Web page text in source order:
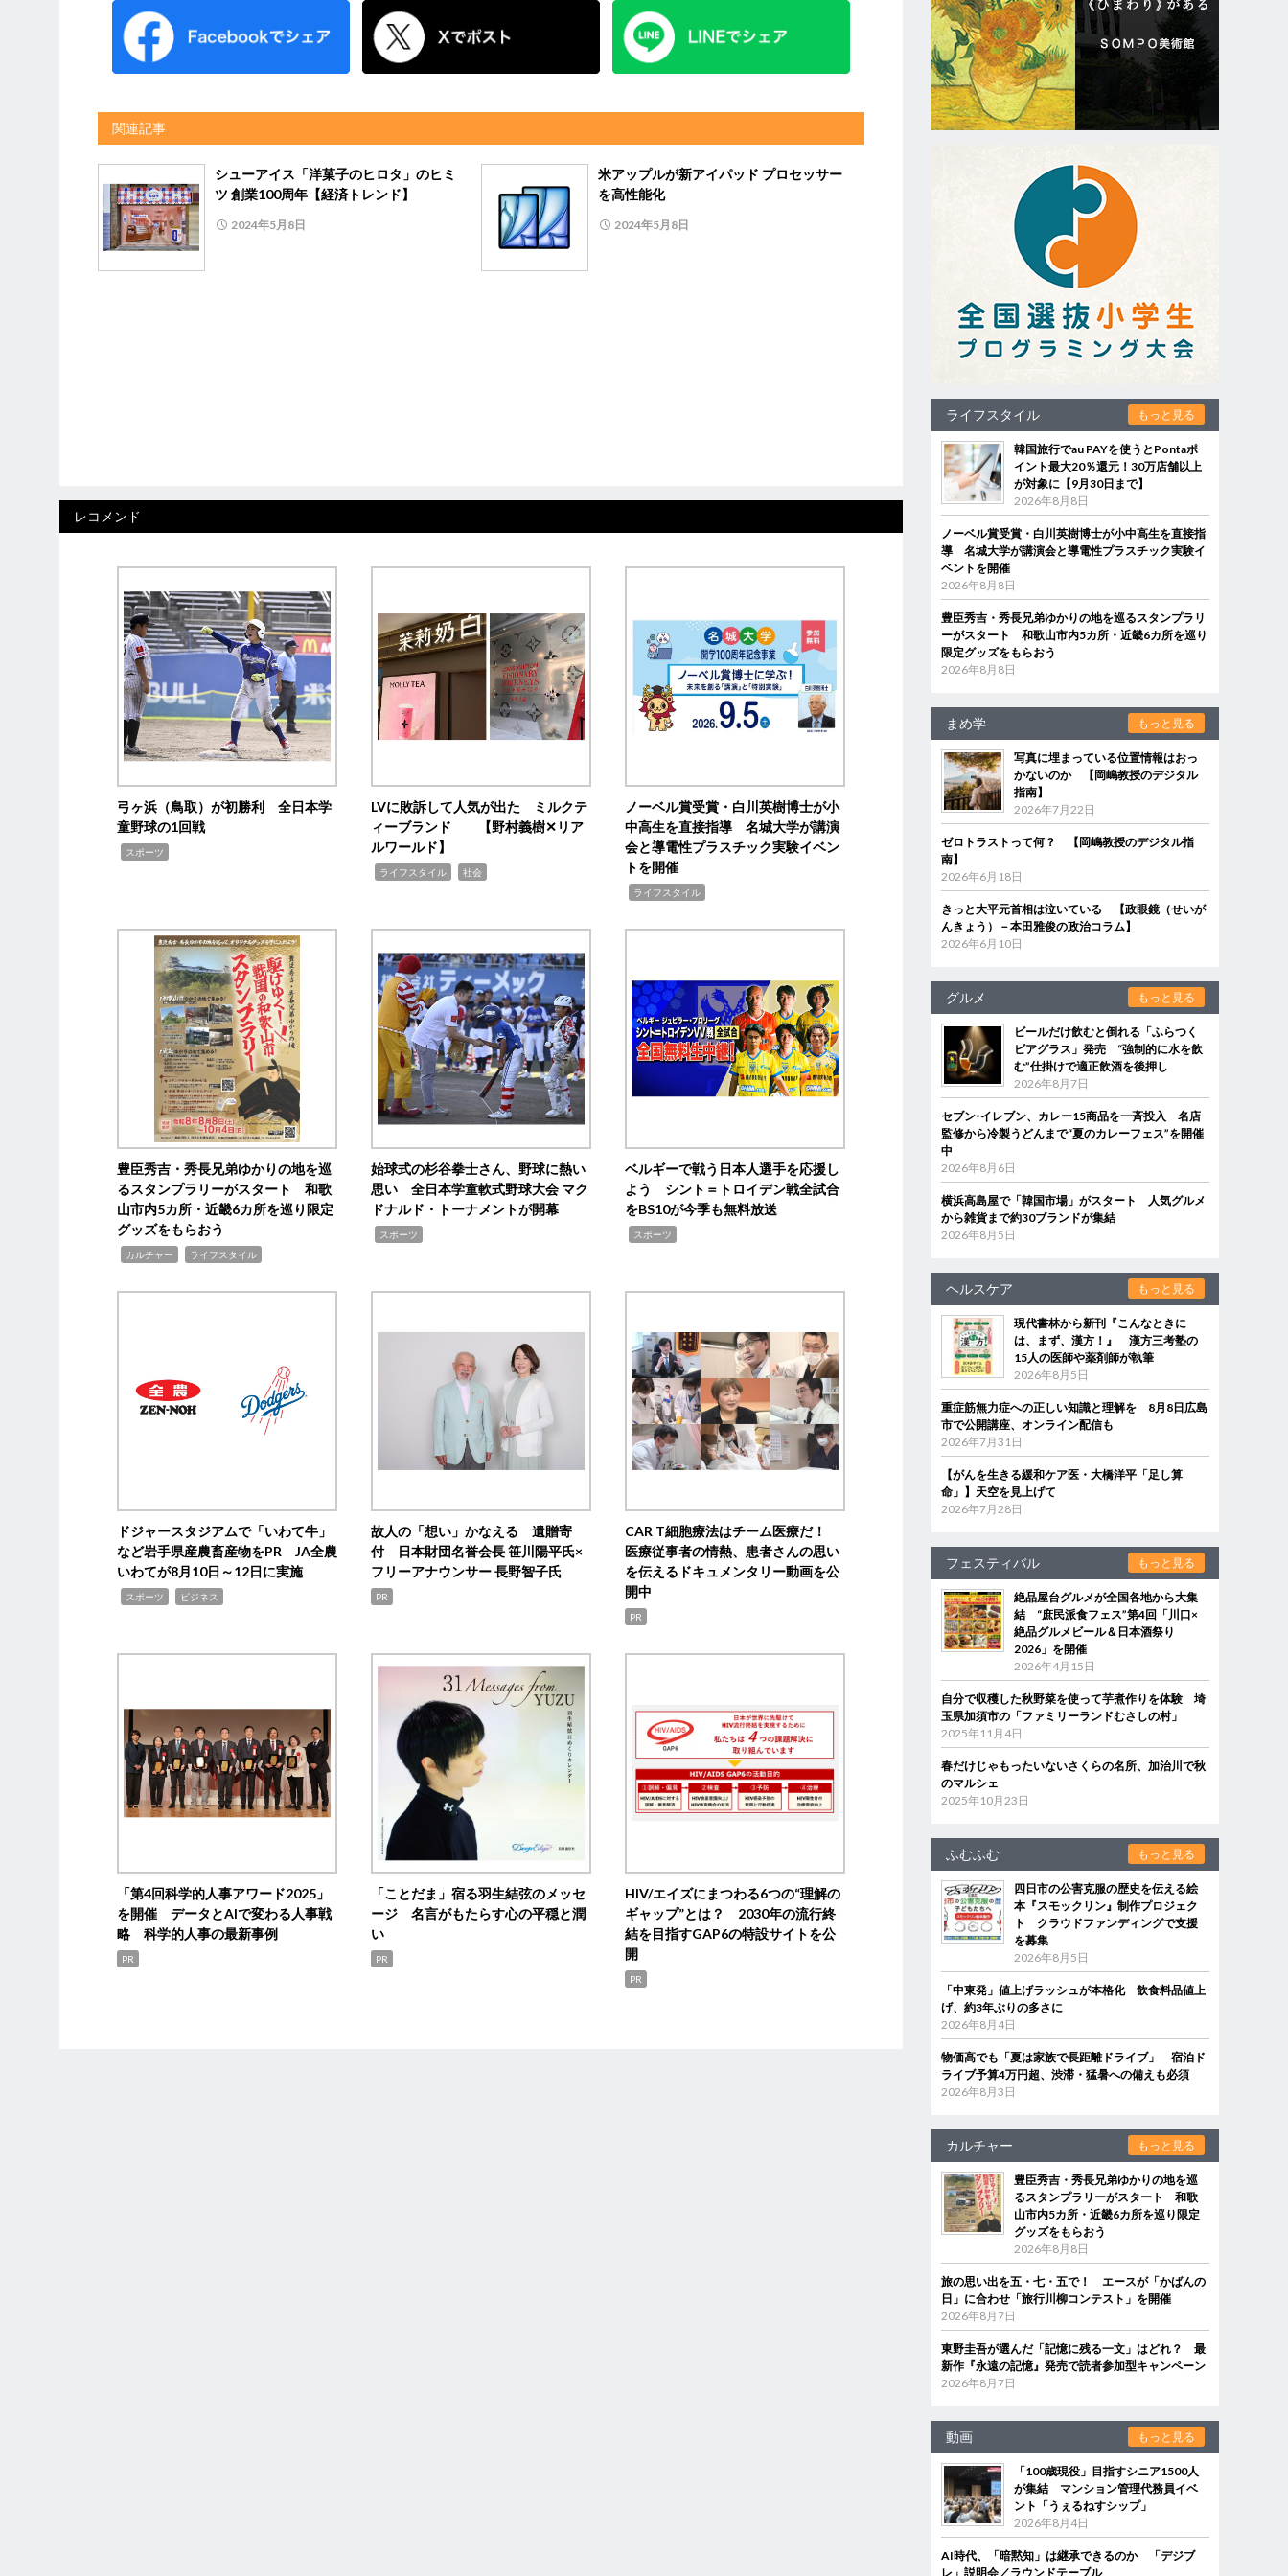
関連記事
シューアイス「洋菓子のヒロタ」のヒミ
ツ 創業100周年【経済トレンド】
2024年5月8日
米アップルが新アイパッド プロセッサー
を高性能化
2024年5月8日
レコメンド
弓ヶ浜（鳥取）が初勝利 全日本学
童野球の1回戦
スポーツ
LVに敗訴して人気が出た ミルクテ
ィーブランド 【野村義樹✕リア
ルワールド】
ライフスタイル 社会
ノーベル賞受賞・白川英樹博士が小
中高生を直接指導 名城大学が講演
会と導電性プラスチック実験イベン
トを開催
ライフスタイル
豊臣秀吉・秀長兄弟ゆかりの地を巡
るスタンプラリーがスタート 和歌
山市内5カ所・近畿6カ所を巡り限定
グッズをもらおう
カルチャー ライフスタイル
始球式の杉谷拳士さん、野球に熱い
思い 全日本学童軟式野球大会 マク
ドナルド・トーナメントが開幕
スポーツ
ベルギーで戦う日本人選手を応援し
よう シント＝トロイデン戦全試合
をBS10が今季も無料放送
スポーツ
ドジャースタジアムで「いわて牛」
など岩手県産農畜産物をPR JA全農
いわてが8月10日～12日に実施
スポーツ ビジネス
故人の「想い」かなえる 遺贈寄
付 日本財団名誉会長 笹川陽平氏×
フリーアナウンサー 長野智子氏
PR
CAR T細胞療法はチーム医療だ！
医療従事者の情熱、患者さんの思い
を伝えるドキュメンタリー動画を公
開中
PR
「第4回科学的人事アワード2025」
を開催 データとAIで変わる人事戦
略 科学的人事の最新事例
PR
「ことだま」宿る羽生結弦のメッセ
ージ 名言がもたらす心の平穏と潤
い
PR
HIV/エイズにまつわる6つの“理解の
ギャップ”とは？ 2030年の流行終
結を目指すGAP6の特設サイトを公
開
PR
ライフスタイル もっと見る
韓国旅行でau PAYを使うとPontaポ
イント最大20％還元！30万店舗以上
が対象に【9月30日まで】
2026年8月8日
ノーベル賞受賞・白川英樹博士が小中高生を直接指
導 名城大学が講演会と導電性プラスチック実験イ
ベントを開催
2026年8月8日
豊臣秀吉・秀長兄弟ゆかりの地を巡るスタンプラリ
ーがスタート 和歌山市内5カ所・近畿6カ所を巡り
限定グッズをもらおう
2026年8月8日
まめ学 もっと見る
写真に埋まっている位置情報はおっ
かないのか 【岡嶋教授のデジタル
指南】
2026年7月22日
ゼロトラストって何？ 【岡嶋教授のデジタル指
南】
2026年6月18日
きっと大平元首相は泣いている 【政眼鏡（せいが
んきょう）－本田雅俊の政治コラム】
2026年6月10日
グルメ もっと見る
ビールだけ飲むと倒れる「ふらつく
ビアグラス」発売 “強制的に水を飲
む”仕掛けで適正飲酒を後押し
2026年8月7日
セブン‐イレブン、カレー15商品を一斉投入 名店
監修から冷製うどんまで“夏のカレーフェス”を開催
中
2026年8月6日
横浜高島屋で「韓国市場」がスタート 人気グルメ
から雑貨まで約30ブランドが集結
2026年8月5日
ヘルスケア もっと見る
現代書林から新刊『こんなときに
は、まず、漢方！』 漢方三考塾の
15人の医師や薬剤師が執筆
2026年8月5日
重症筋無力症への正しい知識と理解を 8月8日広島
市で公開講座、オンライン配信も
2026年7月31日
【がんを生きる緩和ケア医・大橋洋平「足し算
命」】天空を見上げて
2026年7月28日
フェスティバル もっと見る
絶品屋台グルメが全国各地から大集
結 “庶民派食フェス”第4回「川口×
絶品グルメビール＆日本酒祭り
2026」を開催
2026年4月15日
自分で収穫した秋野菜を使って芋煮作りを体験 埼
玉県加須市の「ファミリーランドむさしの村」
2025年11月4日
春だけじゃもったいないさくらの名所、加治川で秋
のマルシェ
2025年10月23日
ふむふむ もっと見る
四日市の公害克服の歴史を伝える絵
本『スモックリン』制作プロジェク
ト クラウドファンディングで支援
を募集
2026年8月5日
「中東発」値上げラッシュが本格化 飲食料品値上
げ、約3年ぶりの多さに
2026年8月4日
物価高でも「夏は家族で長距離ドライブ」 宿泊ド
ライブ予算4万円超、渋滞・猛暑への備えも必須
2026年8月3日
カルチャー もっと見る
豊臣秀吉・秀長兄弟ゆかりの地を巡
るスタンプラリーがスタート 和歌
山市内5カ所・近畿6カ所を巡り限定
グッズをもらおう
2026年8月8日
旅の思い出を五・七・五で！ エースが「かばんの
日」に合わせ「旅行川柳コンテスト」を開催
2026年8月7日
東野圭吾が選んだ「記憶に残る一文」はどれ？ 最
新作『永遠の記憶』発売で読者参加型キャンペーン
2026年8月7日
動画 もっと見る
「100歳現役」目指すシニア1500人
が集結 マンション管理代務員イベ
ント「うぇるねすシップ」
2026年8月4日
AI時代、「暗黙知」は継承できるのか 「デジブ
レ」説明会／ラウンドテーブル